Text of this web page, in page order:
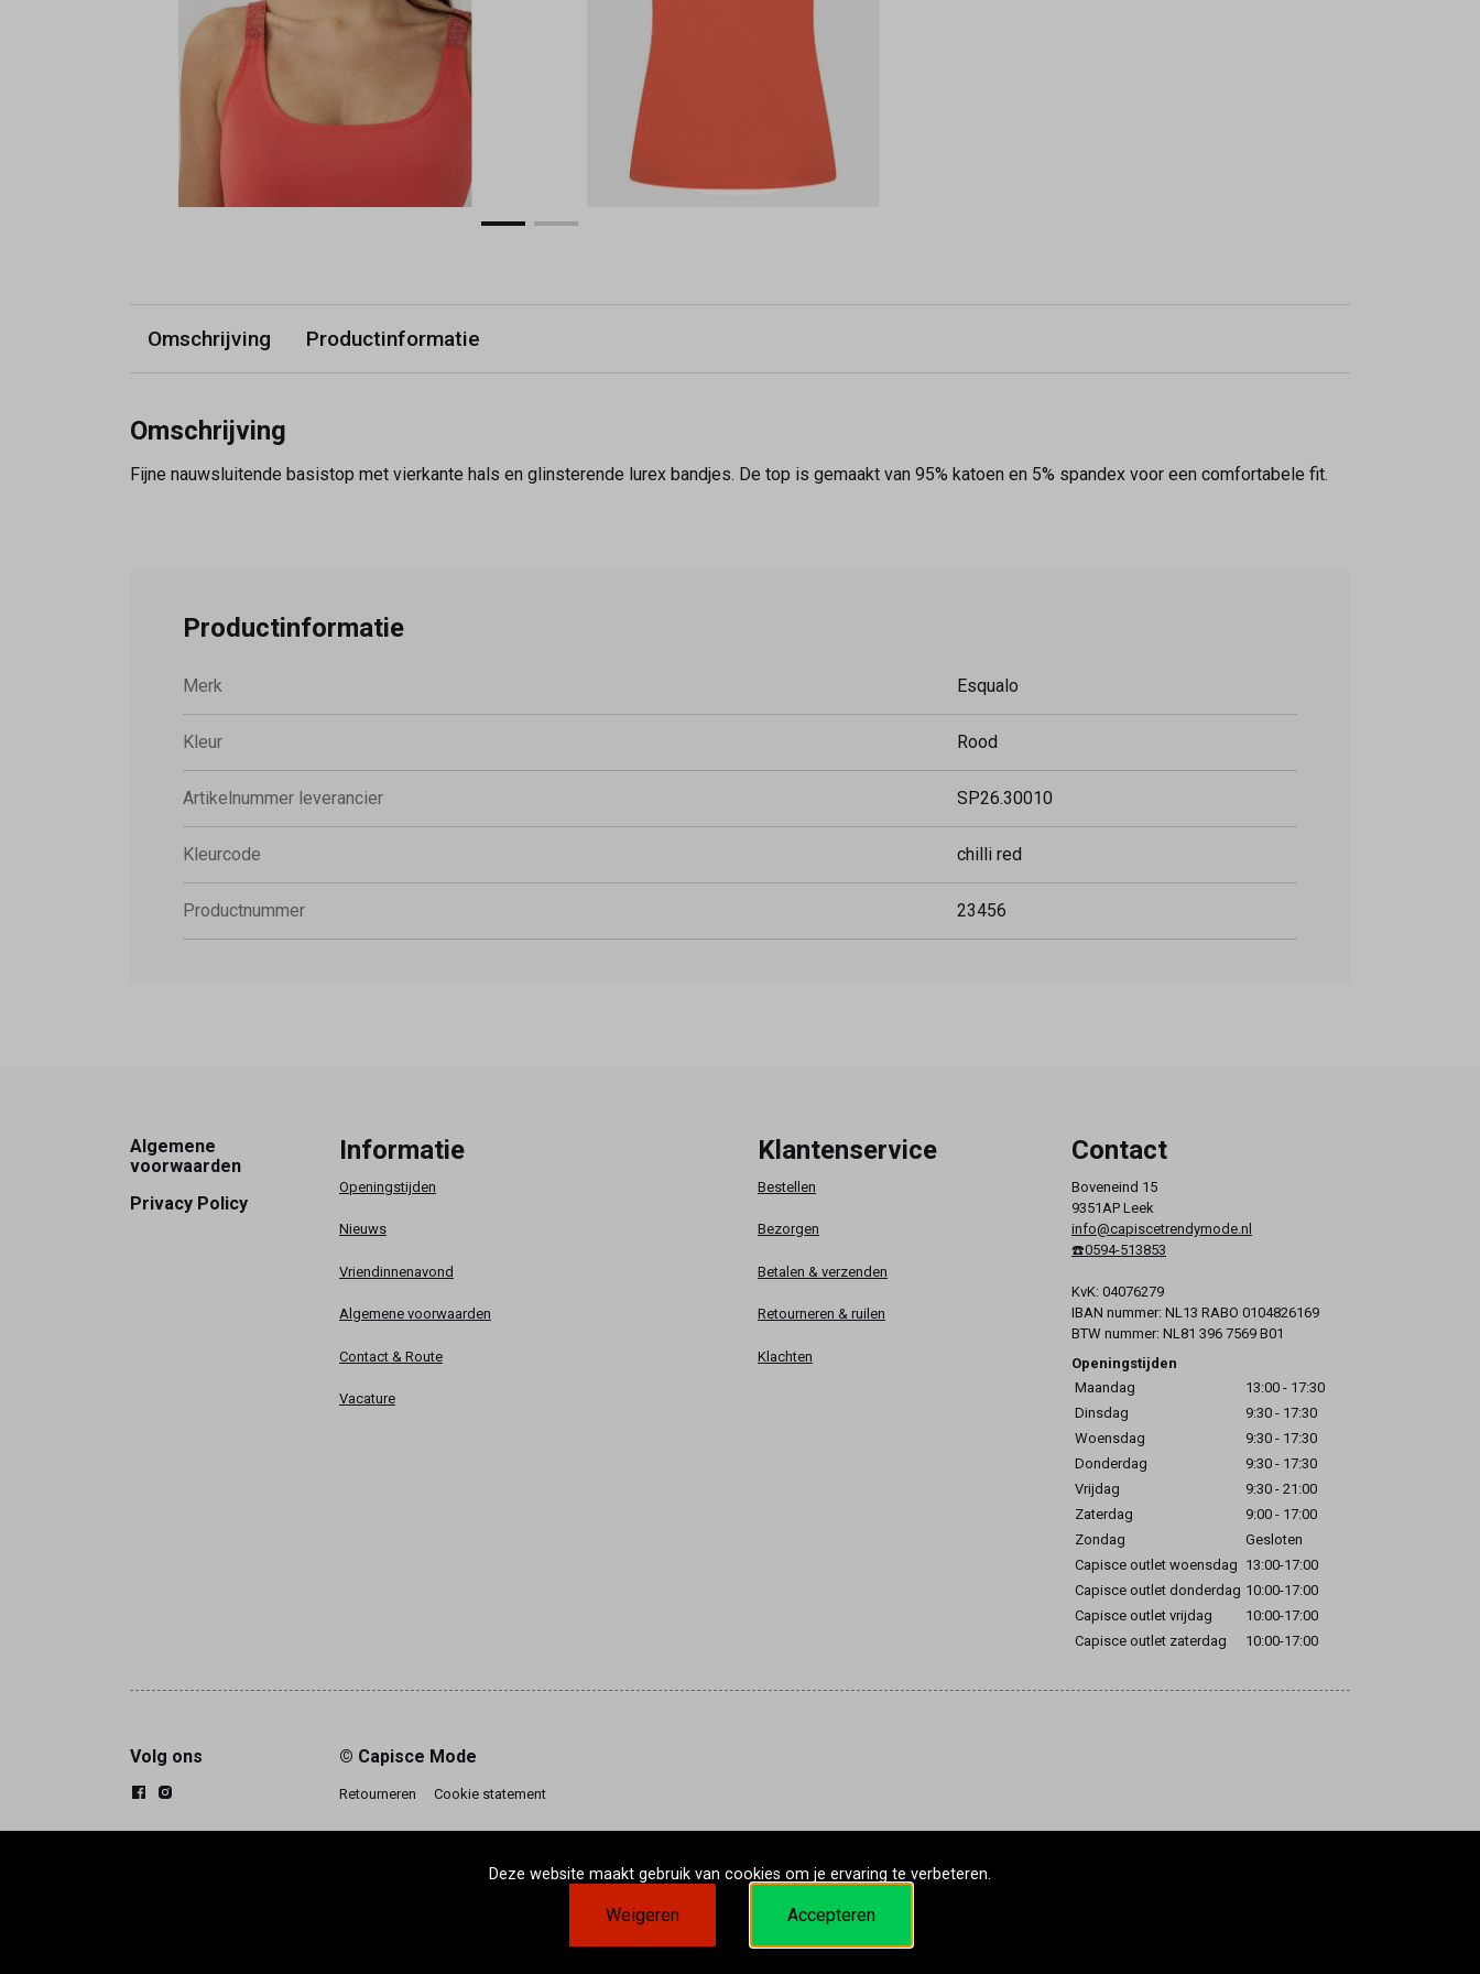
Omschrijving Productinformatie
Omschrijving
Fijne nauwsluitende basistop met vierkante hals en glinsterende lurex bandjes. De top is gemaakt van 95% katoen en 5% spandex voor een comfortabele fit.
Productinformatie
Merk Esqualo
Kleur Rood
Artikelnummer leverancier SP26.30010
Kleurcode chilli red
Productnummer 23456
Footer
Algemene
voorwaarden
Privacy Policy
Informatie
Openingstijden
Nieuws
Vriendinnenavond
Algemene voorwaarden
Contact & Route
Vacature
Klantenservice
Bestellen
Bezorgen
Betalen & verzenden
Retourneren & ruilen
Klachten
Contact
Boveneind 15
9351AP Leek
info@capiscetrendymode.nl
☎️0594-513853
KvK: 04076279
IBAN nummer: NL13 RABO 0104826169
BTW nummer: NL81 396 7569 B01
Openingstijden
Maandag
13:00 - 17:30
Dinsdag
9:30 - 17:30
Woensdag
9:30 - 17:30
Donderdag
9:30 - 17:30
Vrijdag
9:30 - 21:00
Zaterdag
9:00 - 17:00
Zondag
Gesloten
Capisce outlet woensdag 13:00-17:00
Capisce outlet donderdag 10:00-17:00
Capisce outlet vrijdag
10:00-17:00
Capisce outlet zaterdag
10:00-17:00
Volg ons © Capisce Mode
Retourneren Cookie statement
Deze website maakt gebruik van cookies om je ervaring te verbeteren.
Weigeren Accepteren